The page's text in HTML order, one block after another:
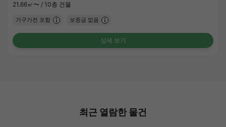
21.66㎡〜 / 10층 건물
가구가전 포함 보증금 없음
상세 보기
최근 열람한 물건